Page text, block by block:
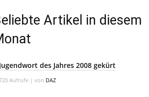
Artikel in diesem
des Jahres 2008 gekürt
Aufrufe | von DAZ